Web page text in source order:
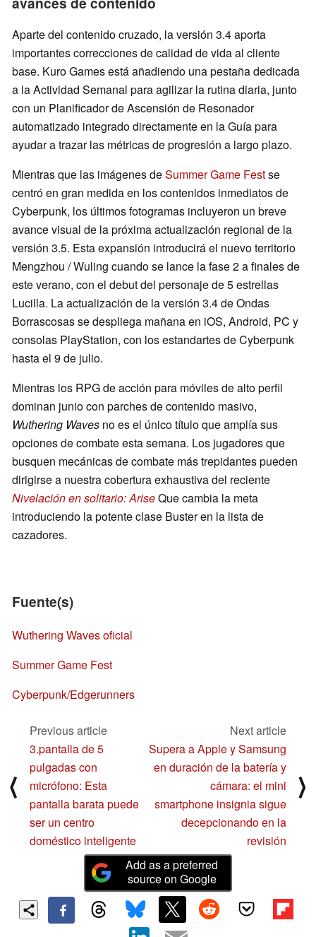
Aparte del contenido cruzado, la versión 3.4 aporta
importantes correcciones de calidad de vida al cliente
base. Kuro Games está añadiendo una pestaña dedicada
a la Actividad Semanal para agilizar la rutina diaria, junto
con un Planificador de Ascensión de Resonador
automatizado integrado directamente en la Guía para
ayudar a trazar las métricas de progresión a largo plazo.
Mientras que las imágenes deSummer Game Festse
centró en gran medida en los contenidos inmediatos de
Cyberpunk, los últimos fotogramas incluyeron un breve
avance visual de la próxima actualización regional de la
versión 3.5. Esta expansión introducirá el nuevo territorio
Mengzhou / Wuling cuando se lance la fase 2 a finales de
este verano, con el debut del personaje de 5 estrellas
Lucilla. La actualización de la versión 3.4 de Ondas
Borrascosas se despliega mañana en iOS, Android, PC y
consolas PlayStation, con los estandartes de Cyberpunk
hasta el 9 de julio.
Mientras los RPG de acción para móviles de alto perfil
dominan junio con parches de contenido masivo,
Wuthering Waves no es el único título que amplía sus
opciones de combate esta semana. Los jugadores que
busquen mecánicas de combate más trepidantes pueden
dirigirse a nuestra cobertura exhaustiva del reciente
Nivelación en solitario: AriseQue cambia la meta
introduciendo la potente clase Buster en la lista de
cazadores.
Fuente(s)
Wuthering Waves oficial
Summer Game Fest
Cyberpunk/Edgerunners
⟨
Previous article
3.pantalla de 5
pulgadas con
micrófono: Esta
pantalla barata puede
ser un centro
doméstico inteligente
Next article
Supera a Apple y Samsung
en duración de la batería y
cámara: el mini
smartphone insignia sigue
decepcionando en la
revisión
⟩
Add as a preferred
source on Google